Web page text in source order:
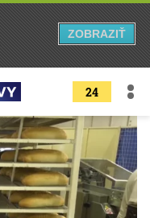
24
ZOBRAZIŤ